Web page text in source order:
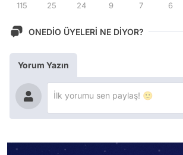
115 25 24 9 7 6
ONEDİO ÜYELERİ NE DİYOR?
Yorum Yazın